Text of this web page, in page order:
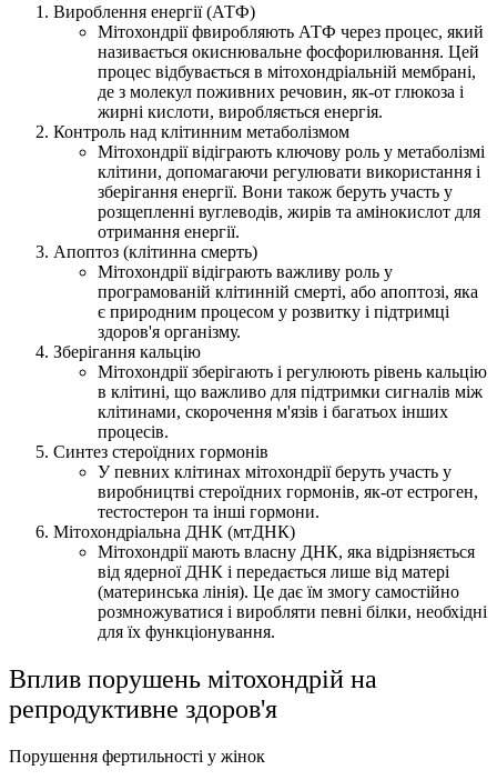
Вироблення енергії (АТФ)
Мітохондрії фвиробляють АТФ через процес, який
називається окиснювальне фосфорилювання. Цей
процес відбувається в мітохондріальній мембрані,
де з молекул поживних речовин, як-от глюкоза і
жирні кислоти, виробляється енергія.
Контроль над клітинним метаболізмом
Мітохондрії відіграють ключову роль у метаболізмі
клітини, допомагаючи регулювати використання і
зберігання енергії. Вони також беруть участь у
розщепленні вуглеводів, жирів та амінокислот для
отримання енергії.
Апоптоз (клітинна смерть)
Мітохондрії відіграють важливу роль у
програмованій клітинній смерті, або апоптозі, яка
є природним процесом у розвитку і підтримці
здоров'я організму.
Зберігання кальцію
Мітохондрії зберігають і регулюють рівень кальцію
в клітині, що важливо для підтримки сигналів між
клітинами, скорочення м'язів і багатьох інших
процесів.
Синтез стероїдних гормонів
У певних клітинах мітохондрії беруть участь у
виробництві стероїдних гормонів, як-от естроген,
тестостерон та інші гормони.
Мітохондріальна ДНК (мтДНК)
Мітохондрії мають власну ДНК, яка відрізняється
від ядерної ДНК і передається лише від матері
(материнська лінія). Це дає їм змогу самостійно
розмножуватися і виробляти певні білки, необхідні
для їх функціонування.
Вплив порушень мітохондрій на
репродуктивне здоров'я
Порушення фертильності у жінок